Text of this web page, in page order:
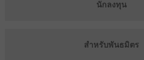
นักลงทุน
สำหรับพันธมิตร